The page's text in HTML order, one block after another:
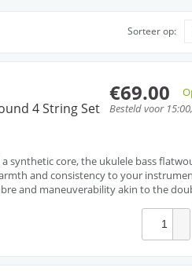
Sorteer op:
€69.00
Besteld voor
4 String Set
synthetic core, the ukulele bass
and consistency to your
and maneuverability akin to the